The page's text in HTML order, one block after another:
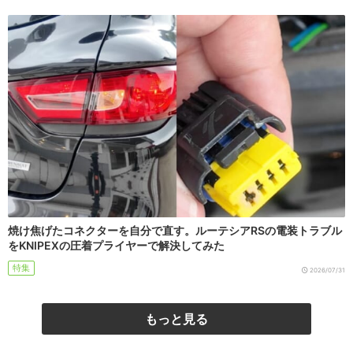
焼け焦げたコネクターを自分で直す。ルーテシアRSの電装トラブル
をKNIPEXの圧着プライヤーで解決してみた
特集 2026/07/31
もっと見る